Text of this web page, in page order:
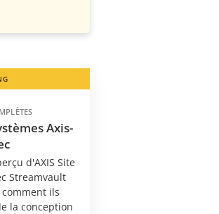
Axis-
d'AXIS Site
Streamvault
ils
la conception